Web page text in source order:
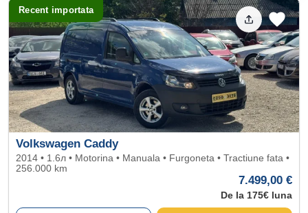
Recent importata
Volkswagen Caddy
2014 • 1.6л • Motorina • Manuala • Furgoneta • Tractiune fata •
256.000 km
7.499,00 €
De la 175€ luna